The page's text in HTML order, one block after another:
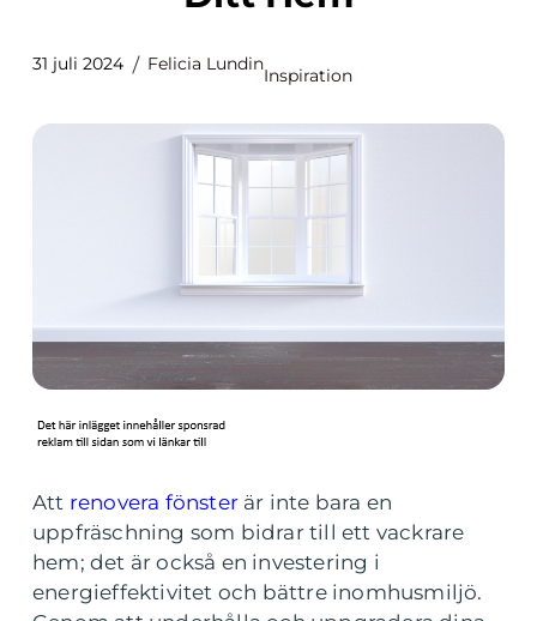
31 juli 2024 Felicia Lundin
Inspiration
Att renovera fönster är inte bara en
uppfräschning som bidrar till ett vackrare
hem; det är också en investering i
energieffektivitet och bättre inomhusmiljö.